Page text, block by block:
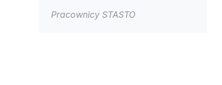
Pracownicy STASTO